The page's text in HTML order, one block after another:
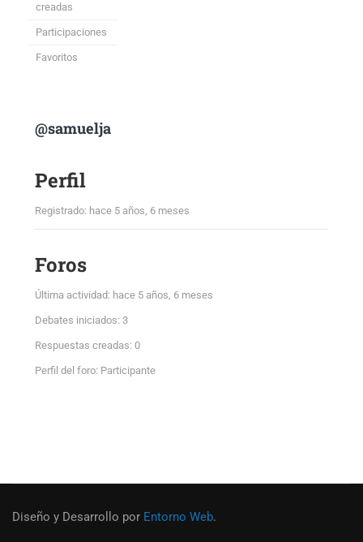
creadas
Participaciones
Favoritos
@samuelja
Perfil
Registrado: hace 5 años, 6 meses
Foros
Última actividad: hace 5 años, 6 meses
Debates iniciados: 3
Respuestas creadas: 0
Perfil del foro: Participante
Diseño y Desarrollo por Entorno Web.